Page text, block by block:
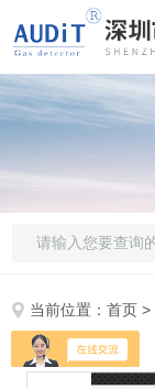
当前位置：首页 >